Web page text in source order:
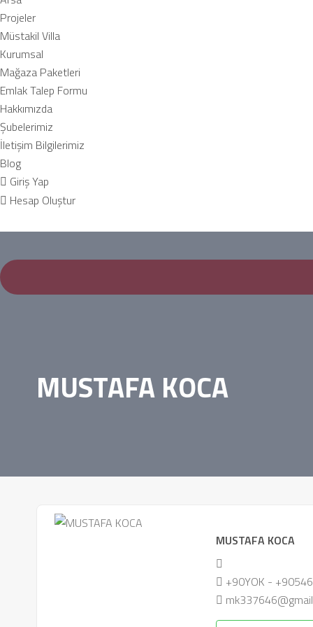
Projeler
Müstakil Villa
Kurumsal
Mağaza Paketleri
Emlak Talep Formu
Hakkımızda
Şubelerimiz
İletişim Bilgilerimiz
Blog
Giriş Yap
Hesap Oluştur
MUSTAFA KOCA
MUSTAFA KOCA
+90YOK -